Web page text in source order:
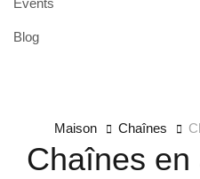
Events
Blog
Maison Chaînes
Chaînes en